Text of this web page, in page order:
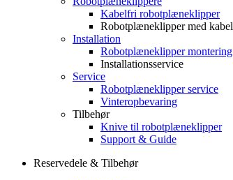
Kabelfri robotplæneklipper
Robotplæneklipper med kabel
Installation
Robotplæneklipper montering
Installationsservice
Service
Robotplæneklipper service
Vinteropbevaring
Tilbehør
Knive til robotplæneklipper
Support & Guide
Reservedele & Tilbehør